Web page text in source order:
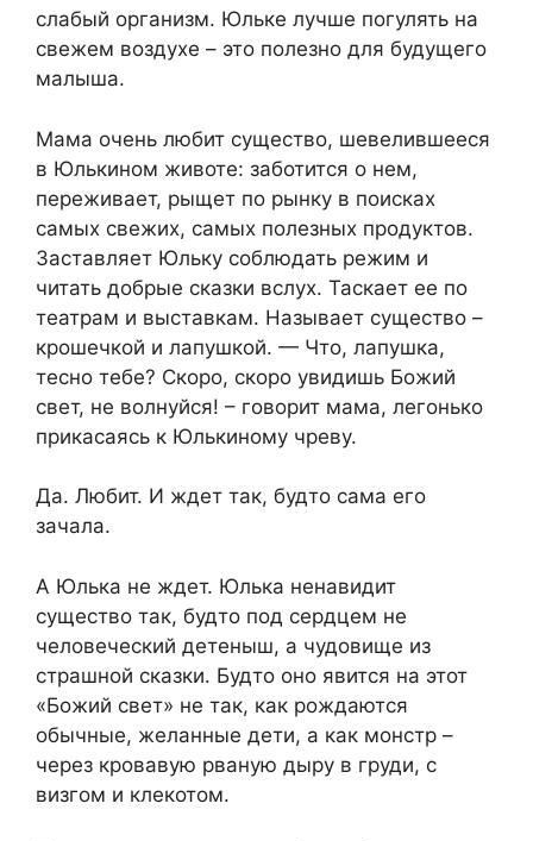
слабый организм. Юльке лучше погулять на
свежем воздухе – это полезно для будущего
малыша.
Мама очень любит существо, шевелившееся
в Юлькином животе: заботится о нем,
переживает, рыщет по рынку в поисках
самых свежих, самых полезных продуктов.
Заставляет Юльку соблюдать режим и
читать добрые сказки вслух. Таскает ее по
театрам и выставкам. Называет существо –
крошечкой и лапушкой. — Что, лапушка,
тесно тебе? Скоро, скоро увидишь Божий
свет, не волнуйся! – говорит мама, легонько
прикасаясь к Юлькиному чреву.
Да. Любит. И ждет так, будто сама его
зачала.
А Юлька не ждет. Юлька ненавидит
существо так, будто под сердцем не
человеческий детеныш, а чудовище из
страшной сказки. Будто оно явится на этот
«Божий свет» не так, как рождаются
обычные, желанные дети, а как монстр –
через кровавую рваную дыру в груди, с
визгом и клекотом.